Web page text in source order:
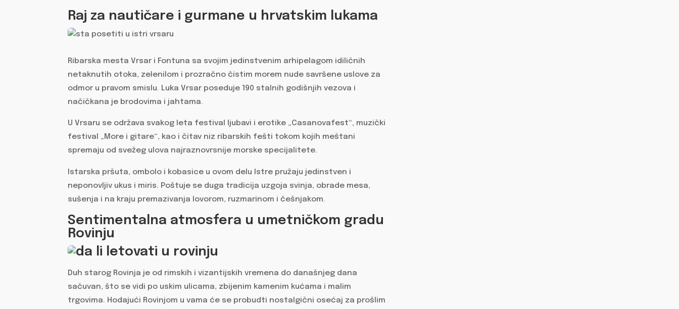
Raj za nautičare i gurmane u hrvatskim lukama
Ribarska mesta Vrsar i Fontuna sa svojim jedinstvenim arhipelagom idiličnih
netaknutih otoka, zelenilom i prozračno čistim morem nude savršene uslove za
odmor u pravom smislu. Luka Vrsar poseduje 190 stalnih godišnjih vezova i
načičkana je brodovima i jahtama.
U Vrsaru se održava svakog leta festival ljubavi i erotike „Casanovafest“, muzički
festival „More i gitare“, kao i čitav niz ribarskih fešti tokom kojih meštani
spremaju od svežeg ulova najraznovrsnije morske specijalitete.
Istarska pršuta, ombolo i kobasice u ovom delu Istre pružaju jedinstven i
neponovljiv ukus i miris. Poštuje se duga tradicija uzgoja svinja, obrade mesa,
sušenja i na kraju premazivanja lovorom, ruzmarinom i češnjakom.
Sentimentalna atmosfera u umetničkom gradu
Rovinju
Duh starog Rovinja je od rimskih i vizantijskih vremena do današnjeg dana
sačuvan, što se vidi po uskim ulicama, zbijenim kamenim kućama i malim
trgovima. Hodajući Rovinjom u vama će se probudti nostalgični osećaj za prošlim